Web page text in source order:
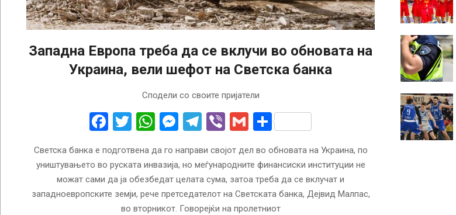
Западна Европа треба да се вклучи во обновата на
Украина, вели шефот на Светска банка
Сподели со своите пријатели
Facebook
Twitter
WhatsApp
Messenger
Telegram
ViberGmailShare
Светска банка е подготвена да го направи својот дел во обновата на Украина, по
уништувањето во руската инвазија, но меѓународните финансиски институции не
можат сами да ја обезбедат целата сума, затоа треба да се вклучат и
западноевропските земји, рече претседателот на Светската банка, Дејвид Малпас,
во вторникот. Говорејќи на пролетниот